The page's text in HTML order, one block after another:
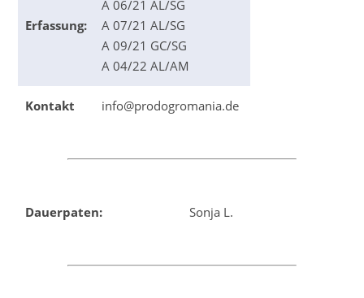
Erfassung:
A 06/21 AL/SG
A 07/21 AL/SG
A 09/21 GC/SG
A 04/22 AL/AM
Kontakt info@prodogromania.de
Dauerpaten: Sonja L.